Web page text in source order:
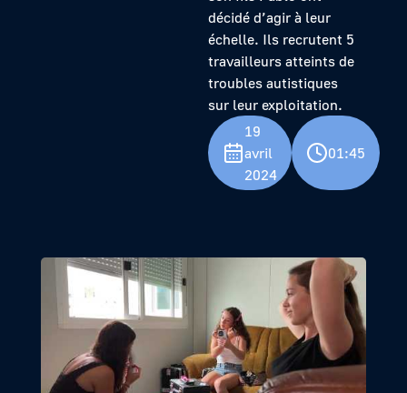
décidé d’agir à leur
échelle. Ils recrutent 5
travailleurs atteints de
troubles autistiques
sur leur exploitation.
19
avril
2024
01:45